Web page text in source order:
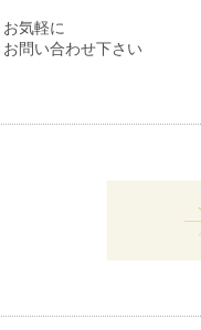
お気軽に
お問い合わせ下さい